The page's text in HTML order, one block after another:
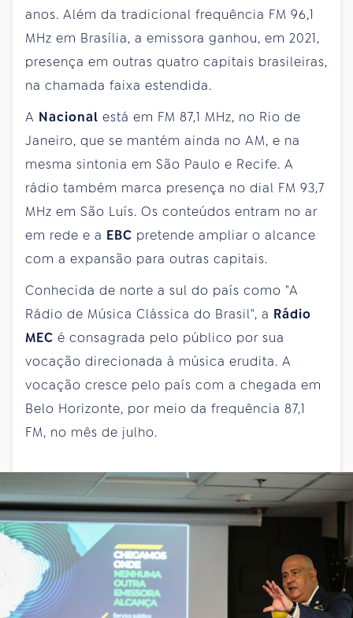
anos. Além da tradicional frequência FM 96,1
MHz em Brasília, a emissora ganhou, em 2021,
presença em outras quatro capitais brasileiras,
na chamada faixa estendida.
A Nacional está em FM 87,1 MHz, no Rio de
Janeiro, que se mantém ainda no AM, e na
mesma sintonia em São Paulo e Recife. A
rádio também marca presença no dial FM 93,7
MHz em São Luís. Os conteúdos entram no ar
em rede e a EBC pretende ampliar o alcance
com a expansão para outras capitais.
Conhecida de norte a sul do país como "A
Rádio de Música Clássica do Brasil", a Rádio
MEC é consagrada pelo público por sua
vocação direcionada à música erudita. A
vocação cresce pelo país com a chegada em
Belo Horizonte, por meio da frequência 87,1
FM, no mês de julho.